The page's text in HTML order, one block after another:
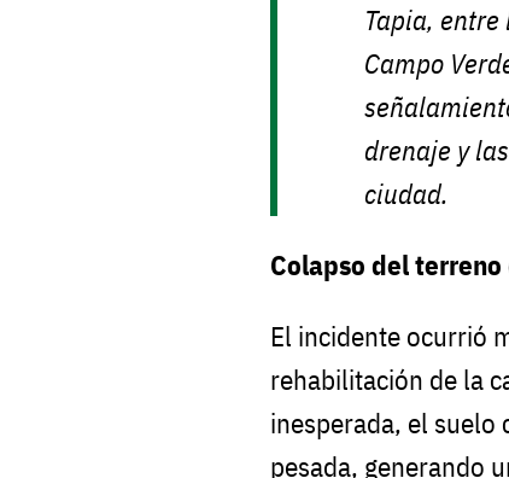
Tapia, entre
Campo
drenaje y
ciudad.
Colapso del
El incidente ocurrió
rehabilitación de la
inesperada, el suelo
pesada, generando